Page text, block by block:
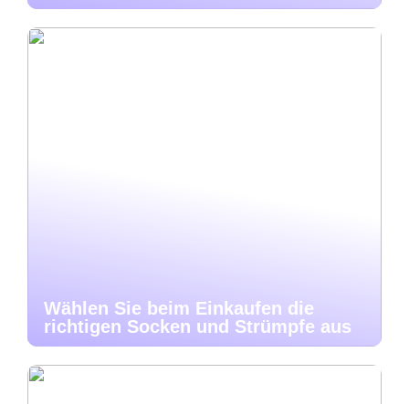
Wählen Sie beim Einkaufen die
richtigen Socken und Strümpfe aus